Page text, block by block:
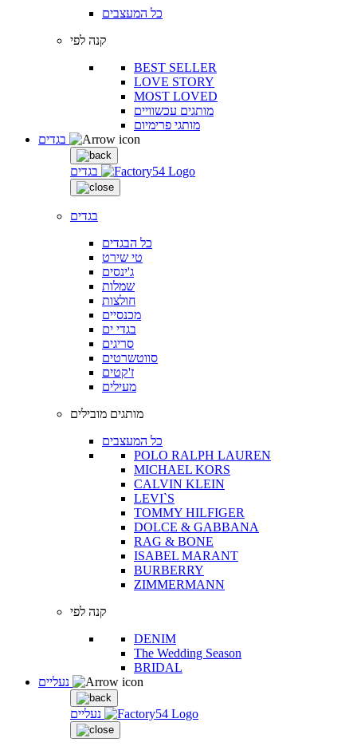
כל המעצבים
קנה לפי
BEST SELLER
LOVE STORY
MOST LOVED
מותגים עכשוויים
מותגי פרימיום
בגדים
בגדים
כל הבגדים
טי שירט
ג'ינסים
שמלות
חולצות
מכנסיים
בגדי ים
סריגים
סווטשרטים
ז'קטים
מעילים
מותגים מובילים
כל המעצבים
POLO RALPH LAUREN
MICHAEL KORS
CALVIN KLEIN
LEVI`S
TOMMY HILFIGER
DOLCE & GABBANA
RAG & BONE
ISABEL MARANT
BURBERRY
ZIMMERMANN
קנה לפי
DENIM
The Wedding Season
BRIDAL
נעליים